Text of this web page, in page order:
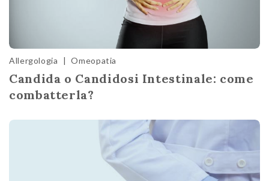
Allergologia | Omeopatia
Candida o Candidosi Intestinale: come
combatterla?